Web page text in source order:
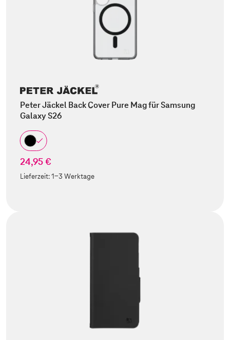
Peter Jäckel Back Cover Pure Mag für Samsung
Galaxy S26
24,95 €
Lieferzeit:1-3 Werktage